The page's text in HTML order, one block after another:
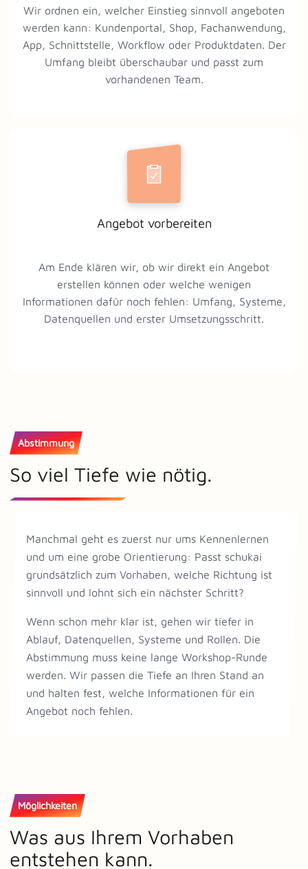
Wir ordnen ein, welcher Einstieg sinnvoll angeboten
werden kann: Kundenportal, Shop, Fachanwendung,
App, Schnittstelle, Workflow oder Produktdaten. Der
Umfang bleibt überschaubar und passt zum
vorhandenen Team.
Angebot vorbereiten
Am Ende klären wir, ob wir direkt ein Angebot
erstellen können oder welche wenigen
Informationen dafür noch fehlen: Umfang, Systeme,
Datenquellen und erster Umsetzungsschritt.
Abstimmung
So viel Tiefe wie nötig.
Manchmal geht es zuerst nur ums Kennenlernen
und um eine grobe Orientierung: Passt schukai
grundsätzlich zum Vorhaben, welche Richtung ist
sinnvoll und lohnt sich ein nächster Schritt?
Wenn schon mehr klar ist, gehen wir tiefer in
Ablauf, Datenquellen, Systeme und Rollen. Die
Abstimmung muss keine lange Workshop-Runde
werden. Wir passen die Tiefe an Ihren Stand an
und halten fest, welche Informationen für ein
Angebot noch fehlen.
Möglichkeiten
Was aus Ihrem Vorhaben
entstehen kann.